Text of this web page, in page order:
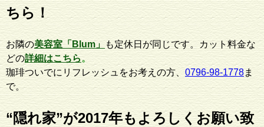
ちら！
お隣の美容室「Blum」 も定休日が同じです。カット料金な
どの詳細はこちら。
珈琲ついでにリフレッシュをお考えの方、 0796-98-1778ま
で。
“隠れ家”が2017年もよろしくお願い致